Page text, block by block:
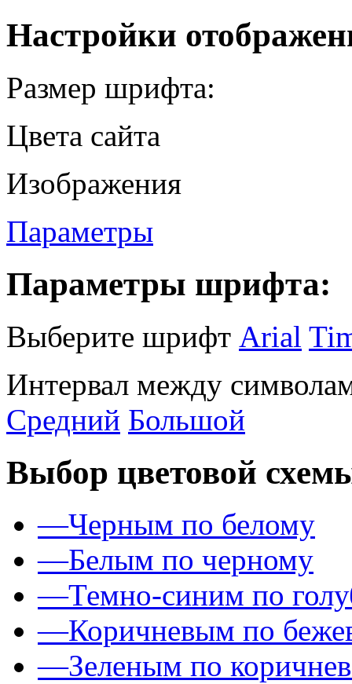
Настройки
Размер шрифта:
Цвета сайта
Изображения
Параметры
Параметры шрифта:
Выберите шрифт Arial
Интервал между
Средний Большой
Выбор цветовой
—Черным по белому
—Белым по черному
—Темно-синим по
—Коричневым по
—Зеленым по